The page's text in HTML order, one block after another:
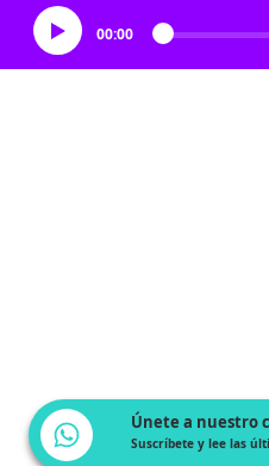
00:00
Únete a nuestro
Suscríbete y lee las